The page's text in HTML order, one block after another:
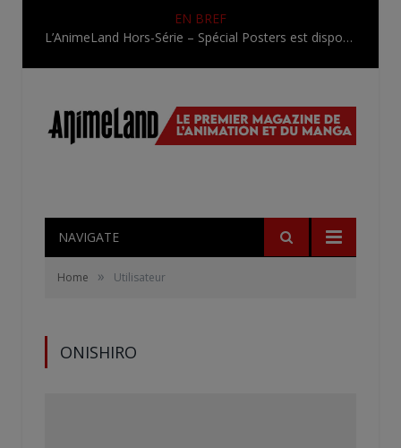
EN BREF
L’AnimeLand Hors-Série – Spécial Posters est disponible !
NAVIGATE
Home » Utilisateur
ONISHIRO